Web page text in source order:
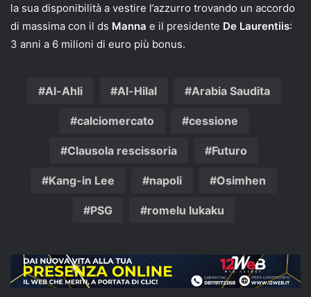
la sua disponibilità a vestire l’azzurro trovando un accordo
di massima con il ds Manna e il presidente De Laurentiis:
3 anni a 6 milioni di euro più bonus.
Al-Ahli Al-Hilal Arabia Saudita
calciomercato cessione
Clausola rescissoria Futuro
Kang-in Lee napoli Osimhen
PSG romelu lukaku